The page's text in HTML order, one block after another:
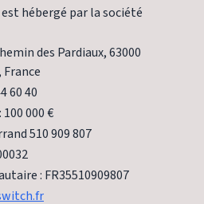
hébergé par la société
des Pardiaux, 63000
60 40
000 €
510 909 807
: FR35510909807